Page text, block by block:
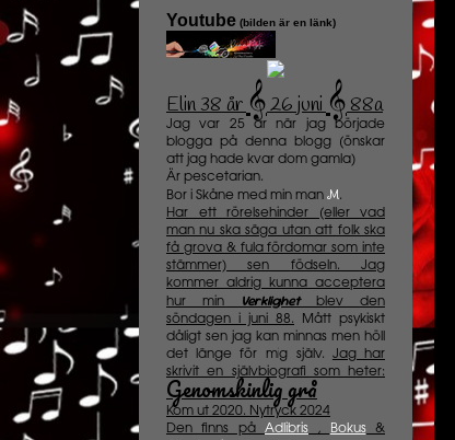
Youtube (bilden är en länk)
Elin 38 år𝄞26 juni𝄞88a
Jag var 25 år när jag började
blogga på denna blogg (önskar
att jag hade kvar dom gamla)
Är pescetarian.
Bor i Skåne med min man M.
Har ett rörelsehinder (eller vad
man nu ska säga utan att folk ska
få grova & fula fördomar som inte
stämmer) sen födseln. Jag
kommer aldrig kunna acceptera
hur min
Verklighetblev den
söndagen i juni 88. Mått psykiskt
dåligt sen jag kan minnas men höll
det länge för mig själv. Jag har
skrivit en självbiografi som heter:
Genomskinlig grå
Kom ut 2020. Nytryck 2024
Den finns på Adlibris , Bokus&